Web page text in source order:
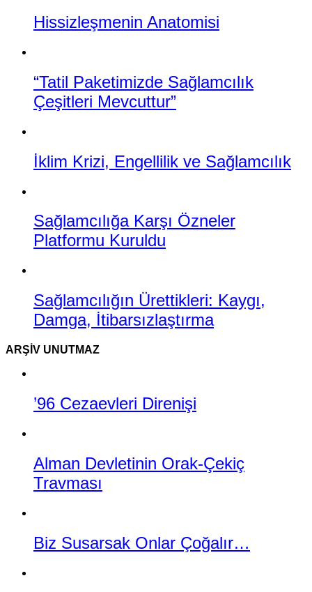
Hissizleşmenin Anatomisi
“Tatil Paketimizde Sağlamcılık
Çeşitleri Mevcuttur”
İklim Krizi, Engellilik ve Sağlamcılık
Sağlamcılığa Karşı Özneler
Platformu Kuruldu
Sağlamcılığın Ürettikleri: Kaygı,
Damga, İtibarsızlaştırma
ARŞIV UNUTMAZ
’96 Cezaevleri Direnişi
Alman Devletinin Orak-Çekiç
Travması
Biz Susarsak Onlar Çoğalır…